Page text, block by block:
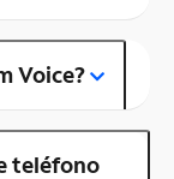
Voice?
teléfono